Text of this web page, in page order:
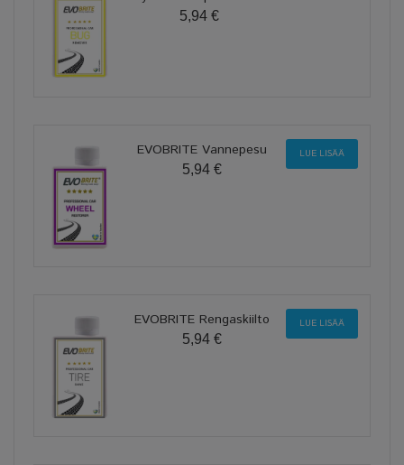
5,94 €
EVOBRITE Vannepesu
5,94 €
LUE LISÄÄ
EVOBRITE Rengaskiilto
5,94 €
LUE LISÄÄ